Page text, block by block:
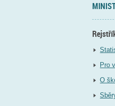
Pro
O